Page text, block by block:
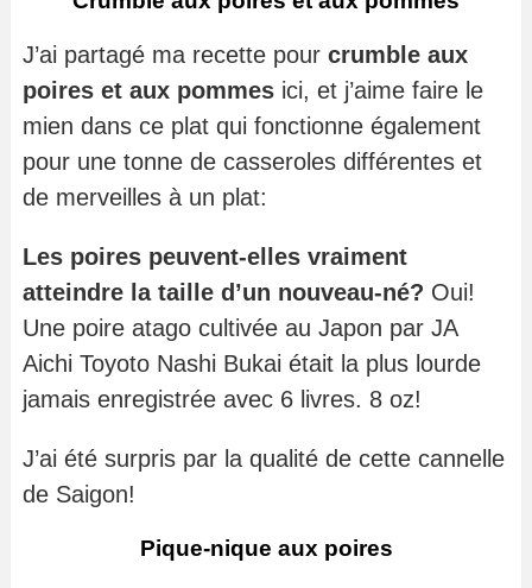
J’ai partagé ma recette pour crumble aux
poires et aux pommes ici, et j’aime faire le
mien dans ce plat qui fonctionne également
pour une tonne de casseroles différentes et
de merveilles à un plat:
Les poires peuvent-elles vraiment
atteindre la taille d’un nouveau-né? Oui!
Une poire atago cultivée au Japon par JA
Aichi Toyoto Nashi Bukai était la plus lourde
jamais enregistrée avec 6 livres. 8 oz!
J’ai été surpris par la qualité de cette cannelle
de Saigon!
Pique-nique aux poires